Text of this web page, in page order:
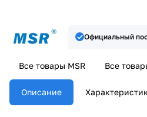
Официальный
Все товары MSR Все
Описание